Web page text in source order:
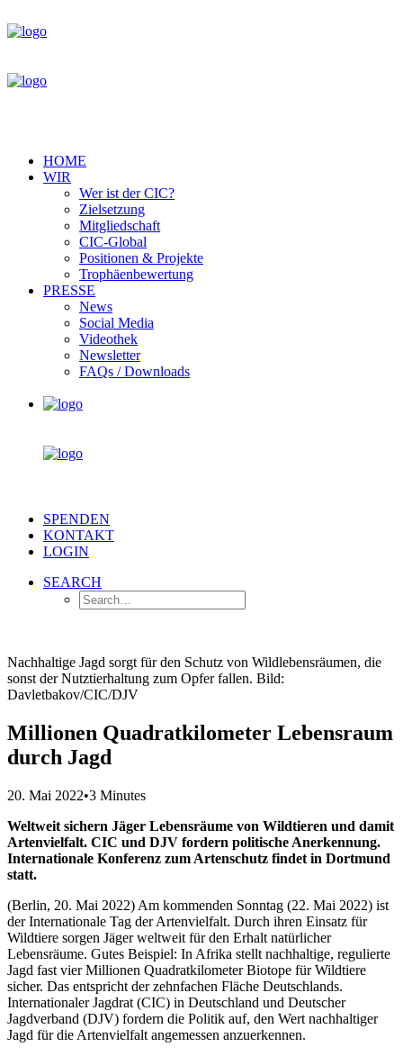
HOME
WIR
Wer ist der CIC?
Zielsetzung
Mitgliedschaft
CIC-Global
Positionen & Projekte
Trophäenbewertung
PRESSE
News
Social Media
Videothek
Newsletter
FAQs / Downloads
SPENDEN
KONTAKT
LOGIN
SEARCH
Nachhaltige Jagd sorgt für den Schutz von Wildlebensräumen, die
sonst der Nutztierhaltung zum Opfer fallen. Bild:
Davletbakov/CIC/DJV
Millionen Quadratkilometer Lebensraum
durch Jagd
20. Mai 2022•3 Minutes
Weltweit sichern Jäger Lebensräume von Wildtieren und damit
Artenvielfalt. CIC und DJV fordern politische Anerkennung.
Internationale Konferenz zum Artenschutz findet in Dortmund
statt.
(Berlin, 20. Mai 2022) Am kommenden Sonntag (22. Mai 2022) ist
der Internationale Tag der Artenvielfalt. Durch ihren Einsatz für
Wildtiere sorgen Jäger weltweit für den Erhalt natürlicher
Lebensräume. Gutes Beispiel: In Afrika stellt nachhaltige, regulierte
Jagd fast vier Millionen Quadratkilometer Biotope für Wildtiere
sicher. Das entspricht der zehnfachen Fläche Deutschlands.
Internationaler Jagdrat (CIC) in Deutschland und Deutscher
Jagdverband (DJV) fordern die Politik auf, den Wert nachhaltiger
Jagd für die Artenvielfalt angemessen anzuerkennen.